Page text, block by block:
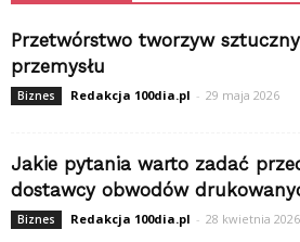
Przetwórstwo tworzyw
przemysłu
Biznes Redakcja 100dia.pl - 29 maja 2026
Jakie pytania warto zadać
dostawcy obwodów
Biznes Redakcja 100dia.pl - 28 kwietnia 2026